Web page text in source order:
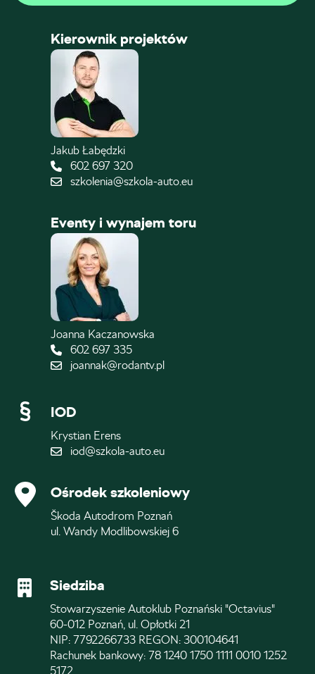
Kierownik projektów
Jakub Łabędzki
602 697 320
szkolenia@szkola-auto.eu
Eventy i wynajem toru
Joanna Kaczanowska
602 697 335
joannak@rodantv.pl
IOD
Krystian Erens
iod@szkola-auto.eu
Ośrodek szkoleniowy
Škoda Autodrom Poznań
ul. Wandy Modlibowskiej 6
Siedziba
Stowarzyszenie Autoklub Poznański "Octavius"
60-012 Poznań, ul. Opłotki 21
NIP: 7792266733 REGON: 300104641
Rachunek bankowy: 78 1240 1750 1111 0010 1252
5172